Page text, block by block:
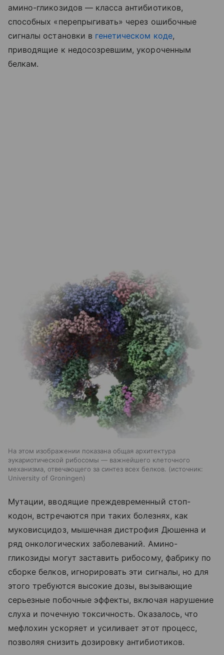
амино-гликозидов — класса антибиотиков,
способных «перепрыгивать» через ошибочные
сигналы остановки в генетическом коде,
приводящие к недосозревшим, укороченным
белкам.
На этом изображении показана общая архитектура
эукариотической рибосомы — важнейшего клеточного
механизма, отвечающего за синтез всех белков.
источник:
University of Groningen
Мутации, вводящие преждевременный стоп-
кодон, встречаются при таких болезнях, как
муковисцидоз, мышечная дистрофия Дюшенна и
ряд онкологических заболеваний. Амино-
гликозиды могут заставить рибосому, фабрику по
сборке белков, игнорировать эти сигналы, но для
этого требуются высокие дозы, вызывающие
серьезные побочные эффекты, включая нарушение
слуха и почечную токсичность. Оказалось, что
мефлохин ускоряет и усиливает этот процесс,
позволяя снизить дозировку антибиотиков.